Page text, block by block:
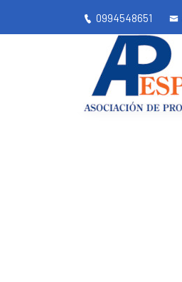
0994548651